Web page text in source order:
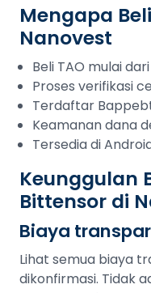
Mengapa
Nanovest
Beli TAO mulai
Proses verifikasi
Terdaftar
Keamanan dana
Tersedia di
Keunggulan
Bittensor di
Biaya
Lihat semua biaya
dikonfirmasi. Tidak